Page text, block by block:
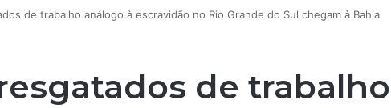
de trabalho análogo à escravidão no Rio Grande do Sul chegam à Bahia
de trabalho